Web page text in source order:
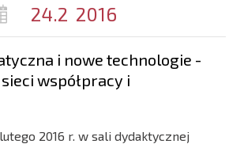
24.2 2016
i nowe technologie -
współpracy i
2016 r. w sali dydaktycznej